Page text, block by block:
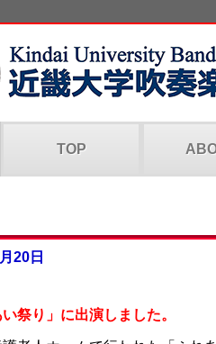
TOP
20日
い祭り」に出演しました。